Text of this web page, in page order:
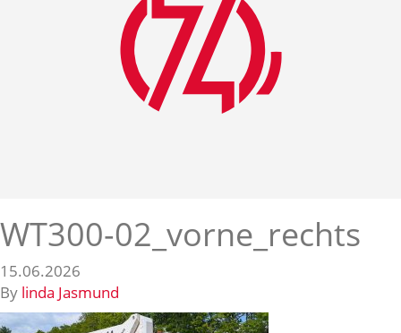
WT300-02_vorne_rechts
15.06.2026
By linda Jasmund